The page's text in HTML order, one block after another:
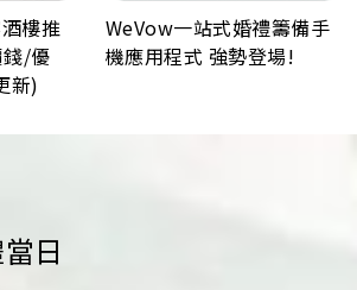
樓推
/優
新)
WeVow一站式婚禮籌備手
機應用程式 強勢登場!
日